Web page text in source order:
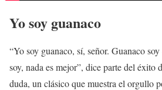
Yo soy guanaco
“Yo soy guanaco, sí, señor. Guanaco
soy, nada es mejor”, dice parte del éxito
duda, un clásico que muestra el orgullo